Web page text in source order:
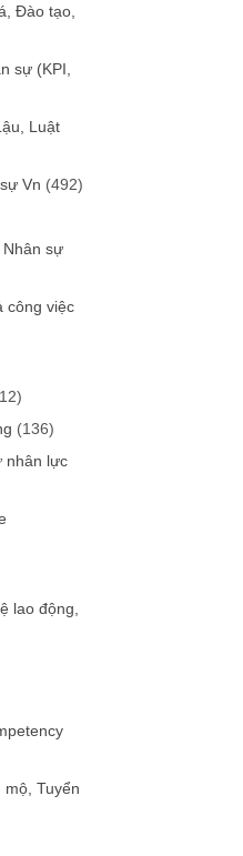
Đào tạo,
sự (KPI,
Luật
Vn (492)
Nhân sự
công việc
(136)
nhân lực
lao động,
mộ, Tuyển